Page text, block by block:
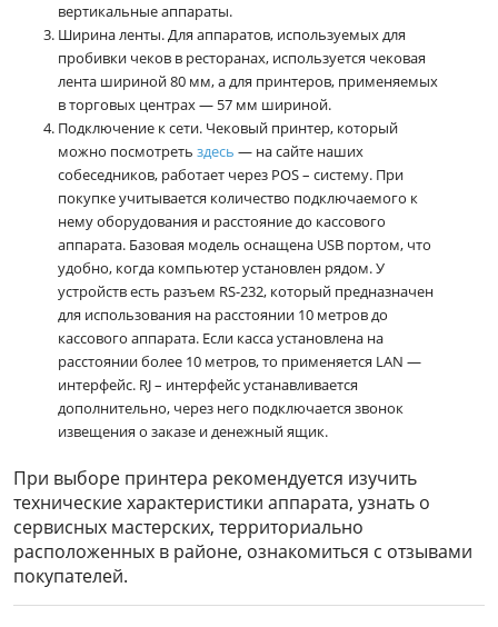
вертикальные аппараты.
Ширина ленты. Для аппаратов, используемых для
пробивки чеков в ресторанах, используется чековая
лента шириной 80 мм, а для принтеров, применяемых
в торговых центрах — 57 мм шириной.
Подключение к сети. Чековый принтер, который
можно посмотреть здесь — на сайте наших
собеседников, работает через POS – систему. При
покупке учитывается количество подключаемого к
нему оборудования и расстояние до кассового
аппарата. Базовая модель оснащена USB портом, что
удобно, когда компьютер установлен рядом. У
устройств есть разъем RS-232, который предназначен
для использования на расстоянии 10 метров до
кассового аппарата. Если касса установлена на
расстоянии более 10 метров, то применяется LAN —
интерфейс. RJ – интерфейс устанавливается
дополнительно, через него подключается звонок
извещения о заказе и денежный ящик.
При выборе принтера рекомендуется изучить
технические характеристики аппарата, узнать о
сервисных мастерских, территориально
расположенных в районе, ознакомиться с отзывами
покупателей.